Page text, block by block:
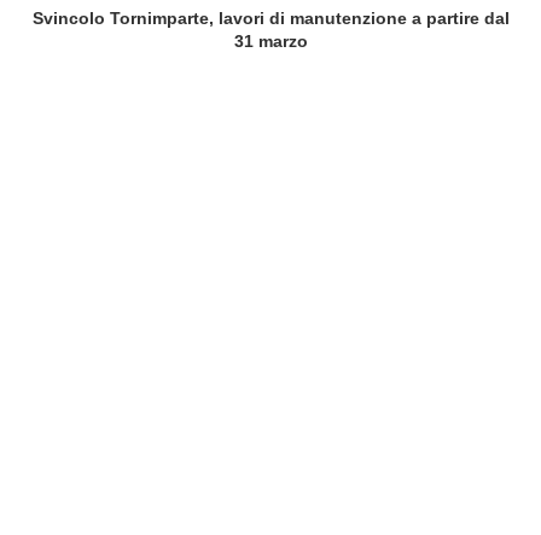
Svincolo Tornimparte, lavori di manutenzione a partire dal
31 marzo